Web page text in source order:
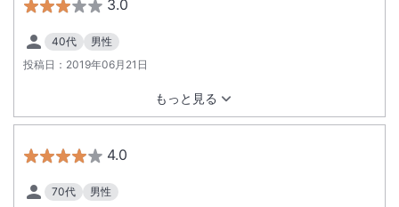
3.0
40代
男性
投稿日： 2019年06月21日
もっと見る
4.0
70代
男性